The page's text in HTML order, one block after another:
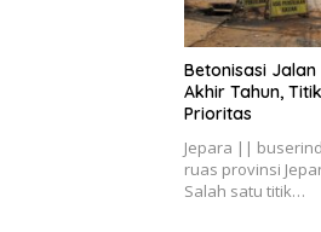
Betonisasi
Akhir Tahun,
Prioritas
Jepara ||
ruas provinsi
Salah satu titik…